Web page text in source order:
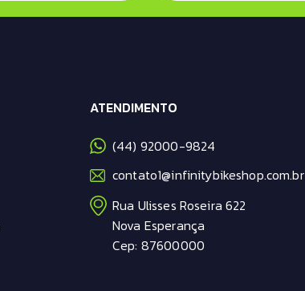
ATENDIMENTO
(44) 92000-9824
contato1@infinitybikeshop.com.br
Rua Ulisses Roseira 622
Nova Esperança
Cep: 87600000